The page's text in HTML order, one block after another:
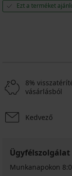
Ezt a terméket
8%
vásárlásból
Kedvező
Ügyfélszolgálat
Munkanapokon